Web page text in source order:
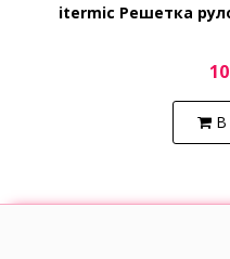
itermic Решетка
В